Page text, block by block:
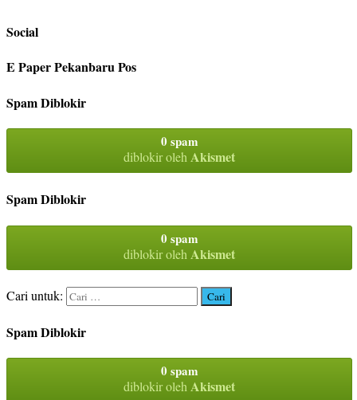
Social
E Paper Pekanbaru Pos
Spam Diblokir
0 spam
diblokir oleh Akismet
Spam Diblokir
0 spam
diblokir oleh Akismet
Cari untuk:
Spam Diblokir
0 spam
diblokir olehAkismet